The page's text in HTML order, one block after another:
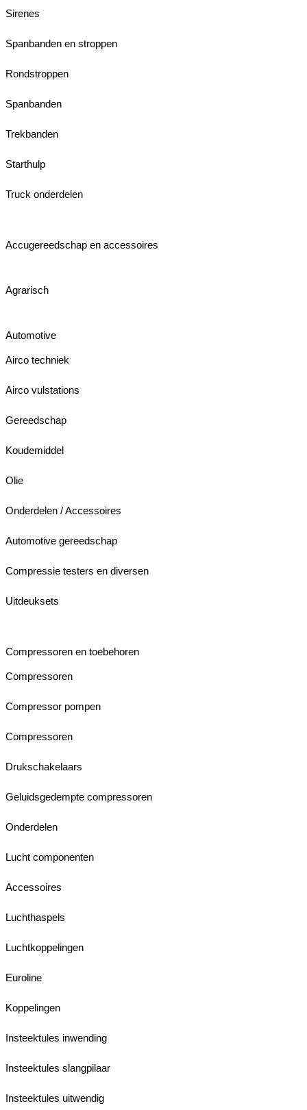
Sirenes
Spanbanden en stroppen
Rondstroppen
Spanbanden
Trekbanden
Starthulp
Truck onderdelen
Accugereedschap en accessoires
Agrarisch
Automotive
Airco techniek
Airco vulstations
Gereedschap
Koudemiddel
Olie
Onderdelen / Accessoires
Automotive gereedschap
Compressie testers en diversen
Uitdeuksets
Compressoren en toebehoren
Compressoren
Compressor pompen
Compressoren
Drukschakelaars
Geluidsgedempte compressoren
Onderdelen
Lucht componenten
Accessoires
Luchthaspels
Luchtkoppelingen
Euroline
Koppelingen
Insteektules inwending
Insteektules slangpilaar
Insteektules uitwendig